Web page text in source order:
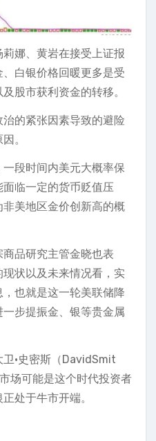
娜、黄岩在接受上证报
白银价格回暖更多是受
股市获利资金的转移。
的紧张因素导致的避险
。
段时间内美元大概率保
面临一定的货币贬值压
美地区金价创新高的概
品研究主管金晓也表
状以及未来情况看，实
也就是这一轮美联储降
步提振金、银等贵金属
·史密斯（DavidSmit
场可能是这个时代投资者
处于牛市开端。